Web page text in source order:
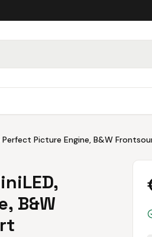
Picture Engine, B&W
B&W